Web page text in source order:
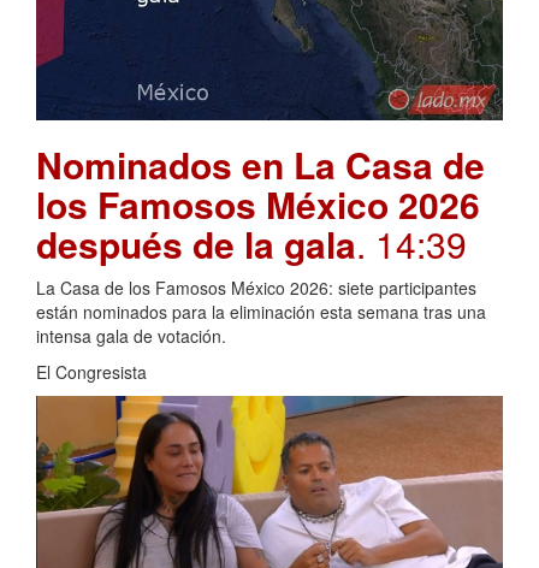
Nominados en La Casa de
los Famosos México 2026
después de la gala. 14:39
La Casa de los Famosos México 2026: siete participantes
están nominados para la eliminación esta semana tras una
intensa gala de votación.
El Congresista